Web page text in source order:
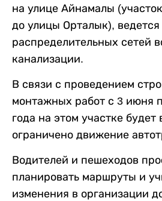
на улице Айнамалы
до улицы Орталык), ведется
распределительных сетей
канализации.
В связи с проведением
монтажных работ с 3 июня
года на этом участке будет
ограничено движение
Водителей и пешеходов
планировать маршруты и
изменения в организации